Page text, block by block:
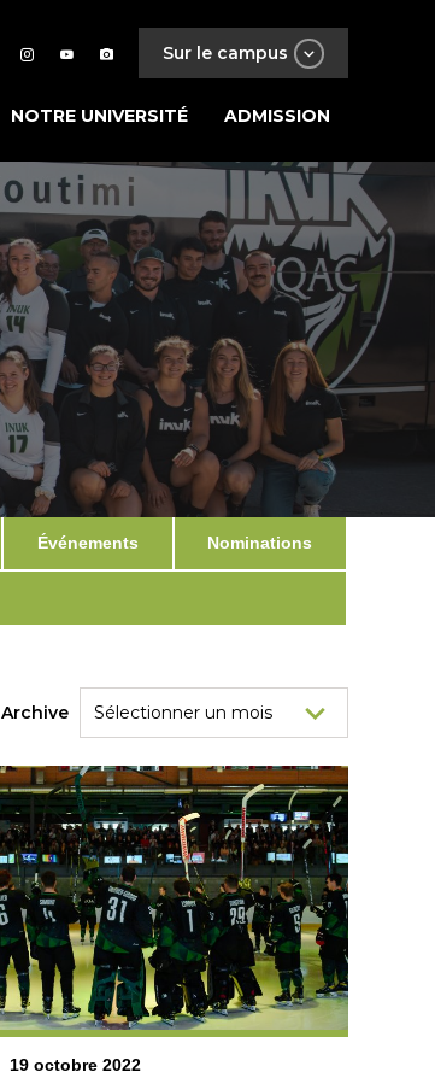
Sur le campus
NOTRE UNIVERSITÉ ADMISSION
Événements Nominations
Archive
19 octobre 2022